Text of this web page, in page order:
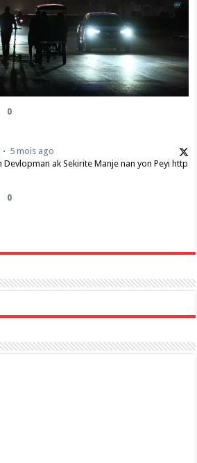
0
5 mois ago
ak Sekirite Manje nan yon Peyi http
0